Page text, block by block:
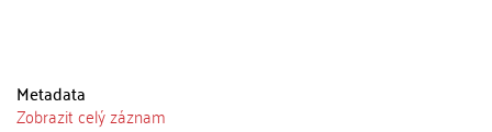
Metadata
Zobrazit celý záznam